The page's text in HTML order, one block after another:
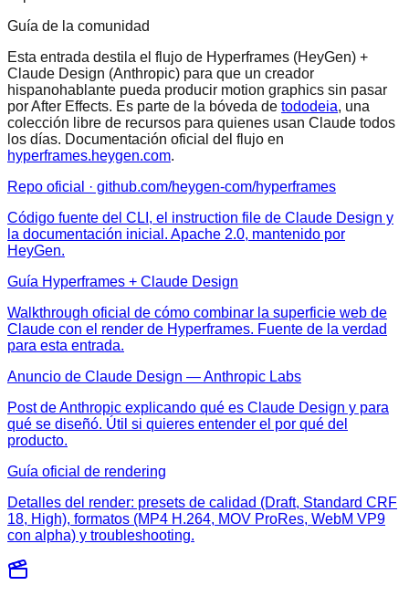
Guía de la comunidad
Esta entrada destila el flujo de Hyperframes (HeyGen) +
Claude Design (Anthropic) para que un creador
hispanohablante pueda producir motion graphics sin pasar
por After Effects. Es parte de la bóveda de tododeia, una
colección libre de recursos para quienes usan Claude todos
los días. Documentación oficial del flujo en
hyperframes.heygen.com.
Repo oficial · github.com/heygen-com/hyperframes
Código fuente del CLI, el instruction file de Claude Design y
la documentación inicial. Apache 2.0, mantenido por
HeyGen.
Guía Hyperframes + Claude Design
Walkthrough oficial de cómo combinar la superficie web de
Claude con el render de Hyperframes. Fuente de la verdad
para esta entrada.
Anuncio de Claude Design — Anthropic Labs
Post de Anthropic explicando qué es Claude Design y para
qué se diseñó. Útil si quieres entender el por qué del
producto.
Guía oficial de rendering
Detalles del render: presets de calidad (Draft, Standard CRF
18, High), formatos (MP4 H.264, MOV ProRes, WebM VP9
con alpha) y troubleshooting.